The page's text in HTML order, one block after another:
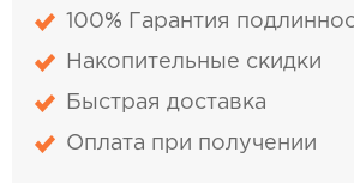
100% Гарантия
Накопительные скидки
Быстрая доставка
Оплата при получении